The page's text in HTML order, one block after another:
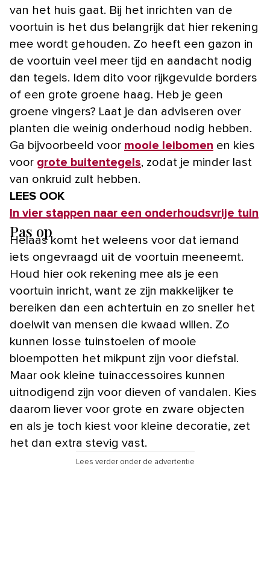
van het huis gaat. Bij het inrichten van de
voortuin is het dus belangrijk dat hier rekening
mee wordt gehouden. Zo heeft een gazon in
de voortuin veel meer tijd en aandacht nodig
dan tegels. Idem dito voor rijkgevulde borders
of een grote groene haag. Heb je geen
groene vingers? Laat je dan adviseren over
planten die weinig onderhoud nodig hebben.
Ga bijvoorbeeld voor mooie leibomen en kies
voor grote buitentegels, zodat je minder last
van onkruid zult hebben.
LEES OOK
In vier stappen naar een onderhoudsvrije tuin
Pas op
Helaas komt het weleens voor dat iemand
iets ongevraagd uit de voortuin meeneemt.
Houd hier ook rekening mee als je een
voortuin inricht, want ze zijn makkelijker te
bereiken dan een achtertuin en zo sneller het
doelwit van mensen die kwaad willen. Zo
kunnen losse tuinstoelen of mooie
bloempotten het mikpunt zijn voor diefstal.
Maar ook kleine tuinaccessoires kunnen
uitnodigend zijn voor dieven of vandalen. Kies
daarom liever voor grote en zware objecten
en als je toch kiest voor kleine decoratie, zet
het dan extra stevig vast.
Lees verder onder de advertentie